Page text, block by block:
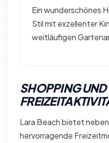
Ein wunderschönes
Stil mit exzellenter
weitläufigen
SHOPPING UND
Lara Beach bietet
hervorragende